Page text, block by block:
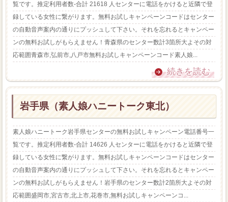
覧です。推定利用者数-合計 21618 人センターに電話をかけると近隣で登
録している女性に繋がります。無料お試しキャンペーンコードはセンター
の自動音声案内の通りにプッシュして下さい。それを忘れるとキャンペー
ンの無料お試しがもらえません！青森県のセンター数計3箇所大よその対
応範囲青森市,弘前市,八戸市無料お試しキャンペーンコード素人娘...
続きを読む
岩手県（素人娘ハニートーク東北）
素人娘ハニートーク岩手県センターの無料お試しキャンペーン電話番号一
覧です。推定利用者数-合計 14626 人センターに電話をかけると近隣で登
録している女性に繋がります。無料お試しキャンペーンコードはセンター
の自動音声案内の通りにプッシュして下さい。それを忘れるとキャンペー
ンの無料お試しがもらえません！岩手県のセンター数計2箇所大よその対
応範囲盛岡市,宮古市,北上市,花巻市,無料お試しキャンペーンコ...